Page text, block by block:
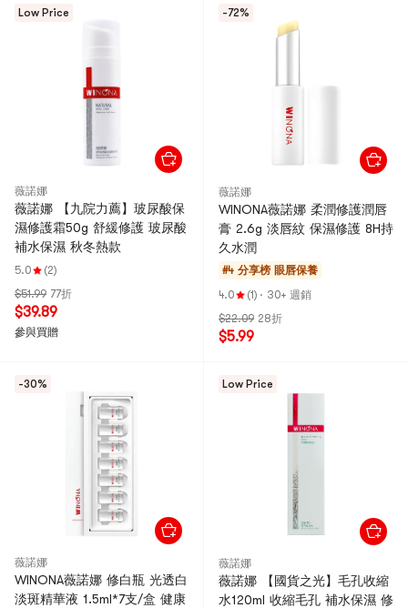
Low Price
薇諾娜
薇諾娜 【九院力薦】玻尿酸保
濕修護霜50g 舒緩修護 玻尿酸
補水保濕 秋冬熱款
5.0
(2)
$51.99 77折
$39.89
參與買贈
-72%
薇諾娜
WINONA薇諾娜 柔潤修護潤唇
膏 2.6g 淡唇紋 保濕修護 8H持
久水潤
#4 分享榜 眼唇保養
4.0
(1) · 30+ 週銷
$22.09 28折
$5.99
-30%
薇諾娜
WINONA薇諾娜 修白瓶 光透白
淡斑精華液 1.5ml*7支/盒 健康
Low Price
薇諾娜
薇諾娜 【國貨之光】毛孔收縮
水120ml 收縮毛孔 補水保濕 修